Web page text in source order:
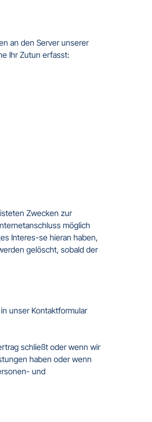
an den Server unserer
Ihr Zutun erfasst:
Zwecken zur
möglich
Interes-se hieran haben,
gelöscht, sobald der
unser Kontaktformular
schließt oder wenn wir
haben oder wenn
und